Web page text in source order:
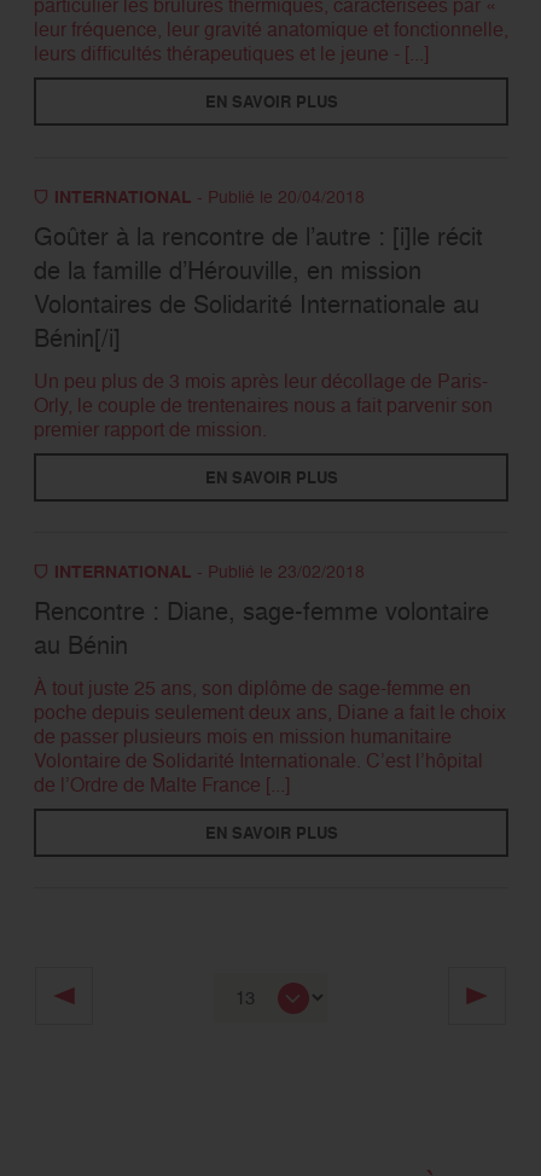
particulier les brûlures thermiques, caractérisées par «
leur fréquence, leur gravité anatomique et fonctionnelle,
leurs difficultés thérapeutiques et le jeune - [...]
EN SAVOIR PLUS
INTERNATIONAL - Publié le 20/04/2018
Goûter à la rencontre de l’autre : [i]le récit
de la famille d’Hérouville, en mission
Volontaires de Solidarité Internationale au
Bénin[/i]
Un peu plus de 3 mois après leur décollage de Paris-
Orly, le couple de trentenaires nous a fait parvenir son
premier rapport de mission.
EN SAVOIR PLUS
INTERNATIONAL - Publié le 23/02/2018
Rencontre : Diane, sage-femme volontaire
au Bénin
À tout juste 25 ans, son diplôme de sage-femme en
poche depuis seulement deux ans, Diane a fait le choix
de passer plusieurs mois en mission humanitaire
Volontaire de Solidarité Internationale. C’est l’hôpital
de l’Ordre de Malte France [...]
EN SAVOIR PLUS